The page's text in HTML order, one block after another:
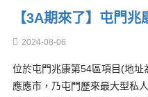
【3A期來了】屯門
2024-08-06
位於屯門兆康第54區項目(地
應應市，乃屯門歷來最大型私